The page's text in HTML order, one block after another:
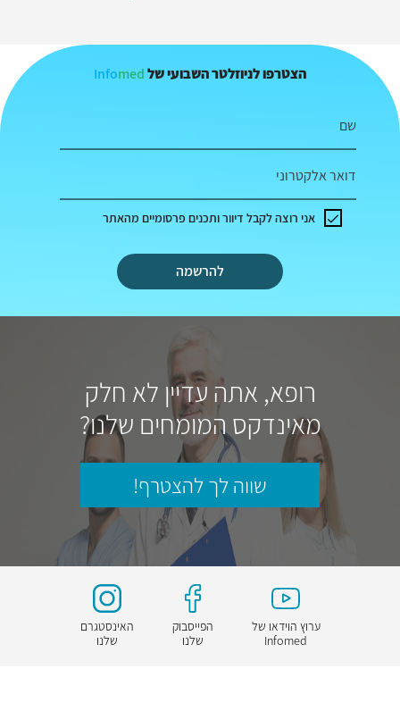
הצטרפו לניוזלטר השבועי של Infomed
שם
דואר אלקטרוני
להרשמה
אני רוצה לקבל דיוור ותכנים פרסומיים מהאתר
רופא, אתה עדיין לא חלק
מאינדקס המומחים שלנו?
שווה לך להצטרף!
ערוץ הוידאו של
Infomed
הפייסבוק
שלנו
האינסטגרם
שלנו